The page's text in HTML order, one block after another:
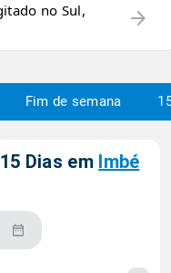
no Sul,
arrow_forward
Fim de semana
Dias em Imbé